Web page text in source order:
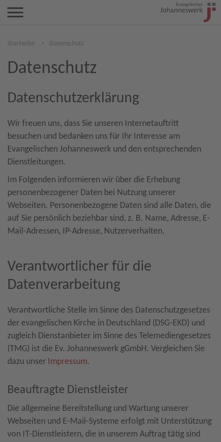
Startseite > Datenschutz
Datenschutz
Datenschutzerklärung
Wir freuen uns, dass Sie unseren Internetauftritt
besuchen und bedanken uns für Ihr Interesse am
Evangelischen Johanneswerk und den entsprechenden
Dienstleitungen.
Im Folgenden informieren wir über die Erhebung
personenbezogener Daten bei Nutzung unserer
Webseiten. Personenbezogene Daten sind alle Daten, die
auf Sie persönlich beziehbar sind, z. B. Name, Adresse, E-
Mail-Adressen, IP-Adresse, Nutzerverhalten.
Verantwortlicher für die
Datenverarbeitung
Verantwortliche Stelle im Sinne des Datenschutzgesetzes
der evangelischen Kirche in Deutschland (DSG-EKD) und
zugleich Dienstanbieter im Sinne des Telemediengesetzes
(TMG) ist die Ev. Johanneswerk gGmbH. Vergleichen Sie
dazu unser Impressum.
Beauftragte Dienstleister
Die allgemeine Bereitstellung und Wartung unserer
Webseiten und E-Mail-Systeme erfolgt mit Unterstützung
von IT-Dienstleistern, die in unserem Auftrag tätig sind